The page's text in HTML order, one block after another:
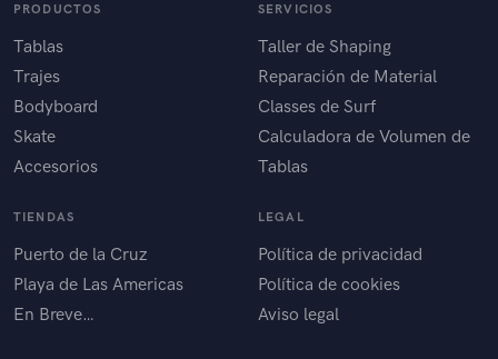
PRODUCTOS
Tablas
Trajes
Bodyboard
Skate
Accesorios
SERVICIOS
Taller de Shaping
Reparación de Material
Classes de Surf
Calculadora de Volumen de
Tablas
TIENDAS
Puerto de la Cruz
Playa de Las Americas
En Breve…
LEGAL
Política de privacidad
Política de cookies
Aviso legal